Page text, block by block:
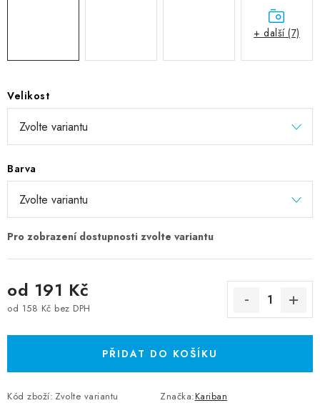
Jak nakupovat Potisk textilu/výšivka
Výměna/vrácení zboží
Obchodní podmínky
GDPR + cookies
Velikost
Barva
od 191 Kč
od 158 Kč bez DPH
PŘIDAT DO KOŠÍKU
Kód zboží: Zvolte variantu Značka:Kariban
+ další (7)